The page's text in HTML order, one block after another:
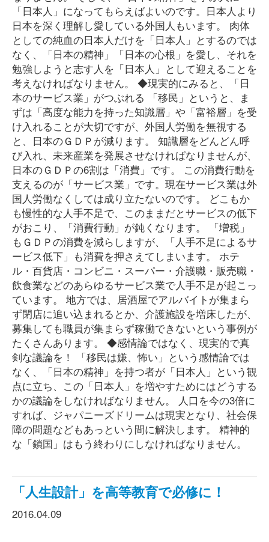
「日本人」になってもらえばよいのです。日本人より
日本を深く理解し愛している外国人もいます。 肉体
としての純血の日本人だけを「日本人」とするのでは
なく、「日本の精神」「日本の心根」を愛し、それを
勉強しようと志す人を「日本人」として迎えることを
考えなければなりません。 ◆現実的にみると、「日
本のサービス業」がつぶれる 「移民」というと、ま
ずは「高度な能力を持った知識層」や「富裕層」を受
け入れることが大切ですが、外国人労働を無視する
と、日本のＧＤＰが減ります。 知識層をどんどん呼
び入れ、未来産業を発展させなければなりませんが、
日本のＧＤＰの6割は「消費」です。 この消費行動を
支えるのが「サービス業」です。現在サービス業は外
国人労働なくしては成り立たないのです。 どこもか
も慢性的な人手不足で、このままだとサービスの低下
がおこり、「消費行動」が鈍くなります。 「増税」
もＧＤＰの消費を減らしますが、「人手不足によるサ
ービス低下」も消費を押さえてしまいます。 ホテ
ル・百貨店・コンビニ・スーパー・介護職・販売職・
飲食業などのあらゆるサービス業で人手不足が起こっ
ています。 地方では、居酒屋でアルバイトが集まら
ず閉店に追い込まれるとか、介護施設を増床したが、
募集しても職員が集まらず稼働できないという事例が
たくさんあります。 ◆感情論ではなく、現実的で真
剣な議論を！ 「移民は嫌、怖い」という感情論では
なく、「日本の精神」を持つ者が「日本人」という観
点に立ち、この「日本人」を増やすためにはどうする
かの議論をしなければなりません。 人口を今の3倍に
すれば、ジャパニーズドリームは現実となり、社会保
障の問題などもあっという間に解決します。 精神的
な「鎖国」はもう終わりにしなければなりません。
「人生設計」を高等教育で必修に！
2016.04.09